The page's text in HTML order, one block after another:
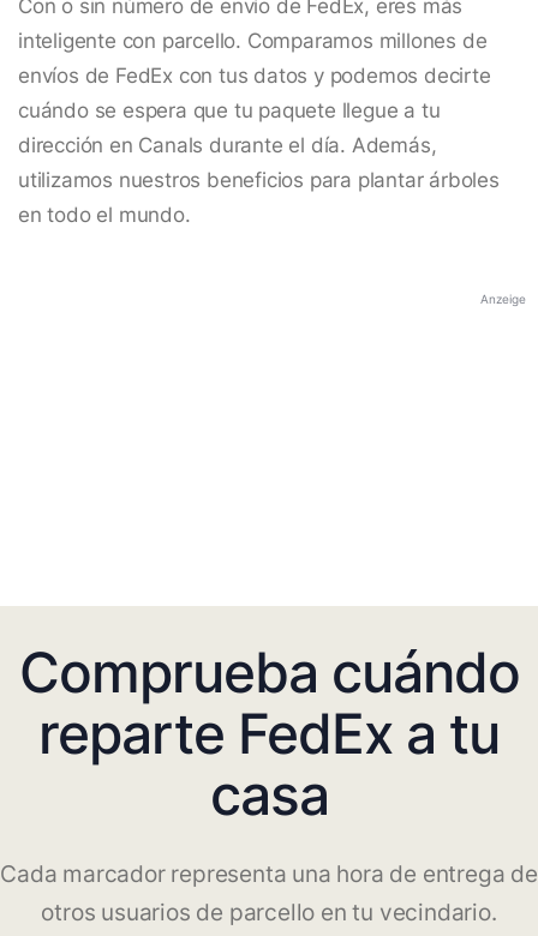
Con o sin número de envío de FedEx, eres más
inteligente con parcello. Comparamos millones de
envíos de FedEx con tus datos y podemos decirte
cuándo se espera que tu paquete llegue a tu
dirección en Canals durante el día. Además,
utilizamos nuestros beneficios para plantar árboles
en todo el mundo.
Anzeige
Comprueba cuándo
reparte FedEx a tu
casa
Cada marcador representa una hora de entrega de
otros usuarios de parcello en tu vecindario.